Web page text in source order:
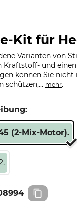
Kit für
Varianten von
Kraftstoff- und
können Sie
schützen,... mehr.
(2-Mix-Motor).